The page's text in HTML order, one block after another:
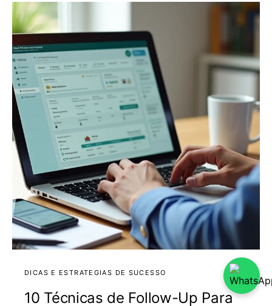
DICAS E ESTRATEGIAS DE SUCESSO
10 Técnicas de Follow-Up Para